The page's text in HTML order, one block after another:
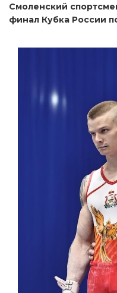
Смоленский
финал Кубка России